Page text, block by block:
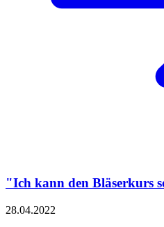
"Ich kann den Bläserkurs
28.04.2022